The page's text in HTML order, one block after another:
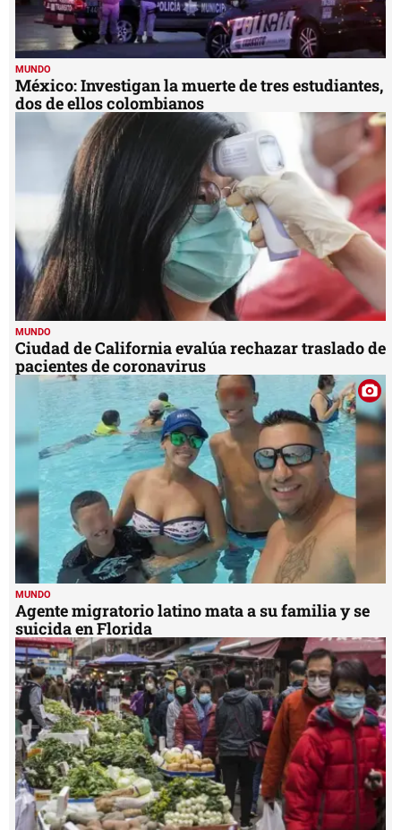
MUNDO
México: Investigan la muerte de tres estudiantes,
dos de ellos colombianos
MUNDO
Ciudad de California evalúa rechazar traslado de
pacientes de coronavirus
MUNDO
Agente migratorio latino mata a su familia y se
suicida en Florida